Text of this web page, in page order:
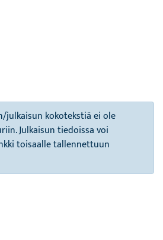
julkaisun kokotekstiä ei ole
Julkaisun tiedoissa voi
toisaalle tallennettuun